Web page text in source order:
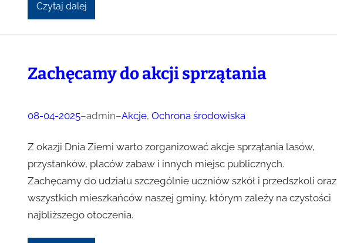
Czytaj dalej
Zachęcamy do akcji sprzątania
08-04-2025–admin–Akcje, Ochrona środowiska
Z okazji Dnia Ziemi warto zorganizować akcje sprzątania lasów,
przystanków, placów zabaw i innych miejsc publicznych.
Zachęcamy do udziału szczególnie uczniów szkół i przedszkoli oraz
wszystkich mieszkańców naszej gminy, którym zależy na czystości
najbliższego otoczenia.